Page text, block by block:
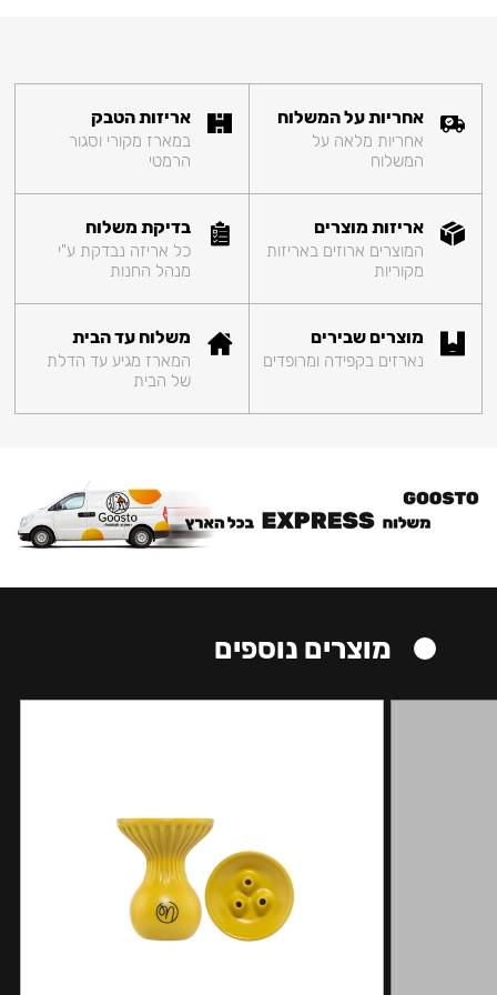
אחריות על המשלוח
אחריות מלאה על
המשלוח
אריזות הטבק
במארז מקורי וסגור
הרמטי
אריזות מוצרים
המוצרים ארוזים באריזות
מקוריות
בדיקת משלוח
כל אריזה נבדקת ע"י
מנהל החנות
מוצרים שבירים
נארזים בקפידה ומרופדים
משלוח עד הבית
המארז מגיע עד הדלת
של הבית
מוצרים נוספים